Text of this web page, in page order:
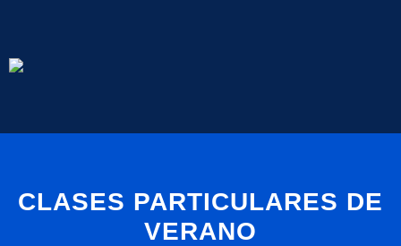
CLASES PARTICULARES DE
VERANO